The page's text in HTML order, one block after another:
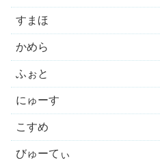
すまほ
かめら
ふぉと
にゅーす
こすめ
びゅーてぃ